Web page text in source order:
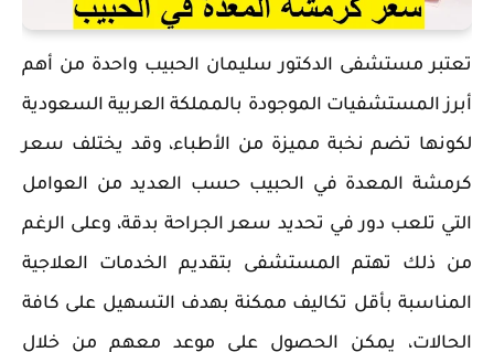
‏تعتبر مستشفى الدكتور سليمان الحبيب واحدة من أهم
أبرز المستشفيات الموجودة بالمملكة العربية السعودية
لكونها تضم نخبة مميزة من الأطباء، وقد يختلف سعر
كرمشة المعدة في الحبيب حسب العديد من العوامل
التي تلعب دور في تحديد سعر الجراحة بدقة، وعلى الرغم
من ذلك تهتم المستشفى بتقديم الخدمات العلاجية
المناسبة بأقل تكاليف ممكنة بهدف التسهيل على كافة
الحالات، يمكن الحصول على موعد معهم من خلال